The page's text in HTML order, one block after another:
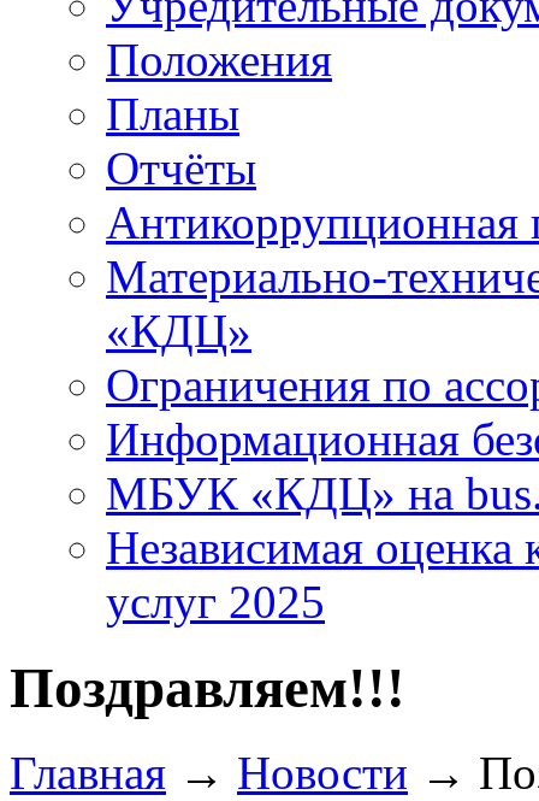
Положения
Планы
Отчёты
Антикоррупционная
Материально-
«КДЦ»
Ограничения по
Информационная
МБУК «КДЦ» на
Независимая оценка
услуг 2025
Поздравляем!!!
Главная → Новости →